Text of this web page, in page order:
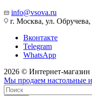
info@vsova.ru
г. Москва, ул.
Вконтакте
Telegram
WhatsApp
2026 © Интернет-магазин
Мы продаем настольные